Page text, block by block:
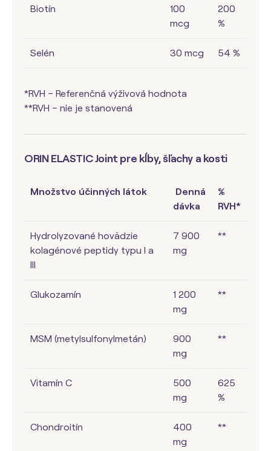
Biotín
100
mcg
200
%
Selén 30 mcg 54 %
*RVH – Referenčná výživová hodnota
**RVH – nie je stanovená
ORIN ELASTIC Joint pre kĺby, šľachy a kosti
Množstvo účinných látok
Denná
dávka
%
RVH*
Hydrolyzované hovädzie
kolagénové peptidy typu I a
III
7 900
mg
**
Glukozamín
1 200
mg
**
MSM (metylsulfonylmetán)
900
mg
**
Vitamín C
500
mg
625
%
Chondroitín
400
mg
**